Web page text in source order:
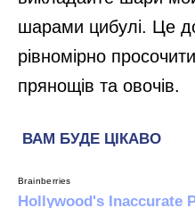
шарами цибулі. Це
рівномірно
прянощів та овочів.